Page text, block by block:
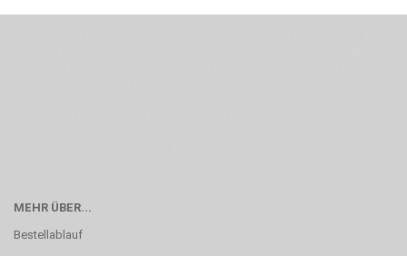
MEHR ÜBER...
Bestellablauf